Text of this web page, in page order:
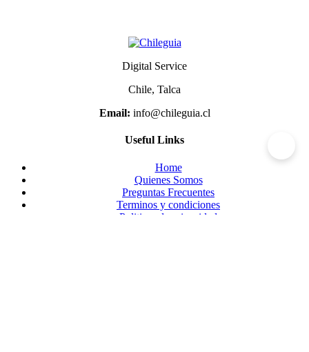
Digital Service
Chile, Talca
Email: info@chileguia.cl
Useful Links
Home
Quienes Somos
Preguntas Frecuentes
Terminos y condiciones
Politicas de privacidad